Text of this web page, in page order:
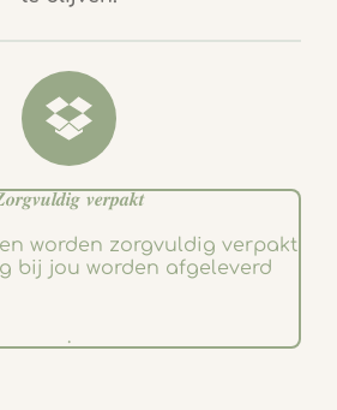
k
a
𝒗𝒆𝒓𝒑𝒂𝒌𝒕
worden zorgvuldig verpakt
bij jou worden afgeleverd
.